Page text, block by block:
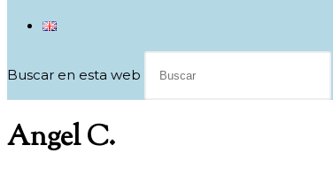
Buscar en esta web
Angel C.